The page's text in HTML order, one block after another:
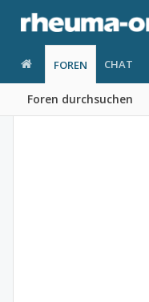
FOREN
Foren durchsuchen
CHAT